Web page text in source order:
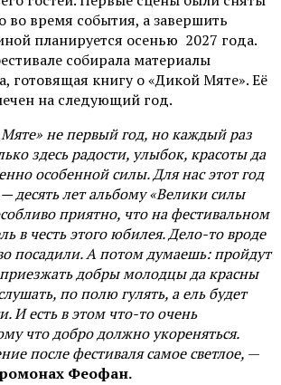
во время события, а завершить
планируется осенью 2027 года.
собирала материалы
готовящая книгу о «Дикой Мяте». Её
на следующий год.
не первый год, но каждый раз
здесь радости, улыбок, красоты да
особенной силы. Для нас этот год
десять лет альбому «Велики силы
приятно, что на фестивальном
в честь этого юбилея. Дело-то вроде
посадили. А потом думаешь: пройдут
добры молодцы да красны
по полю гулять, а ель будет
И есть в этом что-то очень
что добро должно укореняться.
после фестиваля самое светлое, —
Феофан.